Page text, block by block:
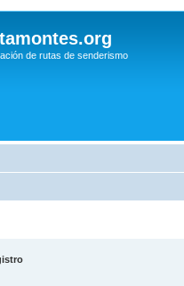
de rutas de senderismo